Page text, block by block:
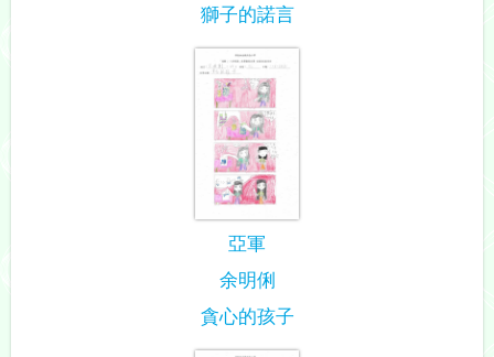
獅子的諾言
亞軍
余明俐
貪心的孩子